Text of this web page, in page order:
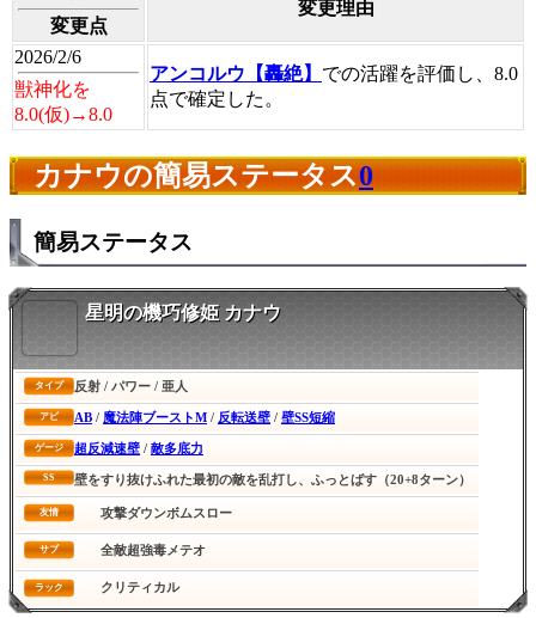
変更点
変更理由
2026/2/6
獣神化を
8.0(仮)→8.0
アンコルウ【轟絶】 での活躍を評価し、8.0
点で確定した。
カナウの簡易ステータス0
簡易ステータス
星明の機巧修姫 カナウ
タイプ 反射 / パワー / 亜人
アビ AB / 魔法陣ブーストM / 反転送壁 / 壁SS短縮
ゲージ 超反減速壁 / 敵多底力
SS 壁をすり抜けふれた最初の敵を乱打し、ふっとばす（20+8ターン）
友情 攻撃ダウンボムスロー
サブ 全敵超強毒メテオ
ラック クリティカル